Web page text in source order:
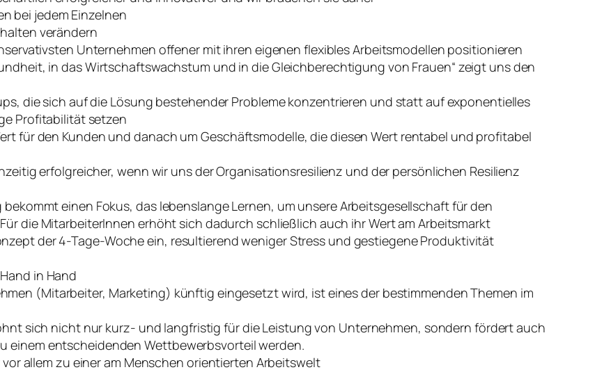
bei jedem Einzelnen
verändern
Unternehmen offener mit ihren eigenen flexibles Arbeitsmodellen positionieren
in das Wirtschaftswachstum und in die Gleichberechtigung von Frauen“ zeigt uns den
die sich auf die Lösung bestehender Probleme konzentrieren und statt auf exponentielles
Profitabilität setzen
für den Kunden und danach um Geschäftsmodelle, die diesen Wert rentabel und profitabel
erfolgreicher, wenn wir uns der Organisationsresilienz und der persönlichen Resilienz
einen Fokus, das lebenslange Lernen, um unsere Arbeitsgesellschaft für den
die MitarbeiterInnen erhöht sich dadurch schließlich auch ihr Wert am Arbeitsmarkt
der 4-Tage-Woche ein, resultierend weniger Stress und gestiegene Produktivität
in Hand
(Mitarbeiter, Marketing) künftig eingesetzt wird, ist eines der bestimmenden Themen im
sich nicht nur kurz- und langfristig für die Leistung von Unternehmen, sondern fördert auch
einem entscheidenden Wettbewerbsvorteil werden.
allem zu einer am Menschen orientierten Arbeitswelt